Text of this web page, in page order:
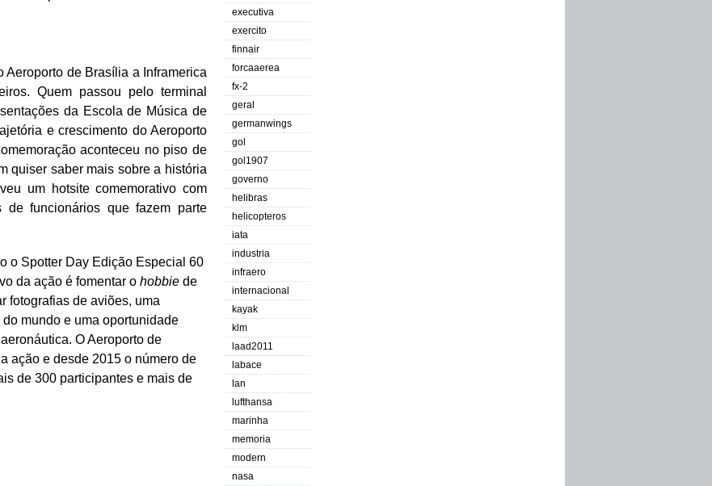
de Brasília a Inframerica
Quem passou pelo terminal
da Escola de Música de
e crescimento do Aeroporto
aconteceu no piso de
quiser saber mais sobre a história
um hotsite comemorativo com
funcionários que fazem parte
Day Edição Especial 60
da ação é fomentar o hobbie de
fotografias de aviões, uma
mundo e uma oportunidade
O Aeroporto de
ação e desde 2015 o número de
de 300 participantes e mais de
executiva
exercito
finnair
forcaaerea
fx-2
geral
germanwings
gol
gol1907
governo
helibras
helicopteros
iata
industria
infraero
internacional
kayak
klm
laad2011
labace
lan
lufthansa
marinha
memoria
modern
nasa